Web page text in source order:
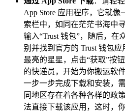
App Store 应用程序，它就
索栏中，如同在茫茫书海中
输入“Trust 钱包”，随后，在
别并找到官方的 Trust 钱包
最亮的星星，点击“获取”按
的快递员，开始为你搬运软
一步一步完成下载和安装，
同地区存在着各种各样的政
法直接下载该应用，这时，